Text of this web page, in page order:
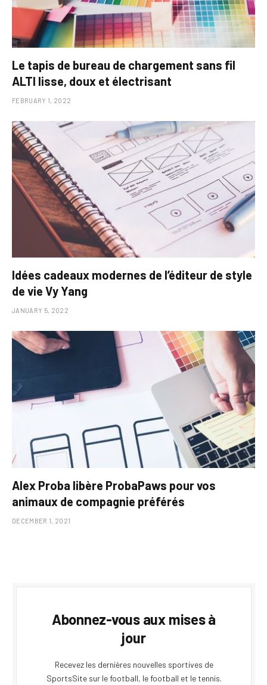
Le tapis de bureau de chargement sans fil
ALTI lisse, doux et électrisant
FEBRUARY 1, 2022
Idées cadeaux modernes de l’éditeur de style
de vie Vy Yang
JANUARY 5, 2022
Alex Proba libère ProbaPaws pour vos
animaux de compagnie préférés
DECEMBER 1, 2021
Abonnez-vous aux mises à
jour
Recevez les dernières nouvelles sportives de
SportsSite sur le football, le football et le tennis.